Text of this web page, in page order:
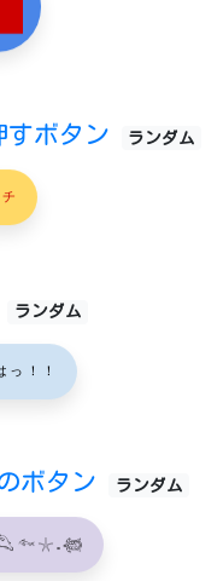
すボタン ランダム
ランダム
っ！！
ボタン ランダム
!!𓆡𓆜𓇼𓈒𓆉